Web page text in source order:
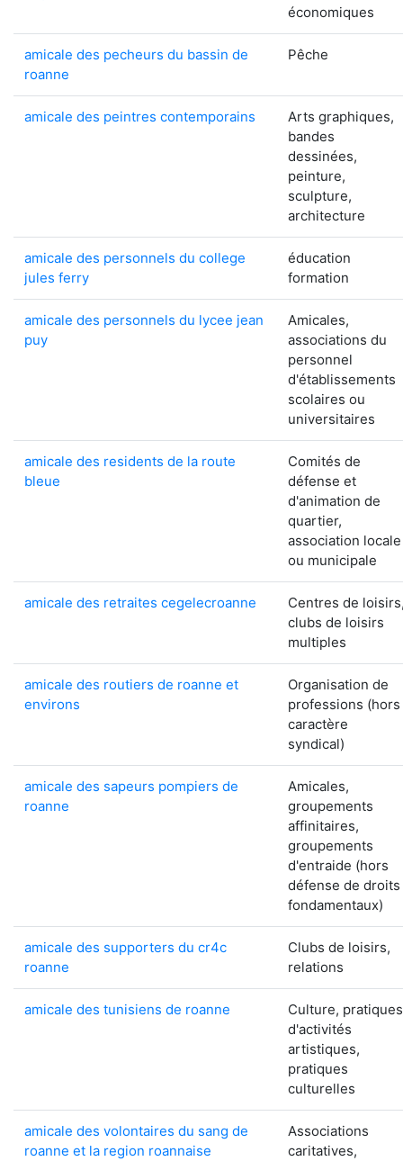
économiques
amicale des pecheurs du bassin de
roanne
Pêche
amicale des peintres contemporains
Arts graphiques,
bandes
dessinées,
peinture,
sculpture,
architecture
amicale des personnels du college
jules ferry
éducation
formation
amicale des personnels du lycee jean
puy
Amicales,
associations du
personnel
d'établissements
scolaires ou
universitaires
amicale des residents de la route
bleue
Comités de
défense et
d'animation de
quartier,
association locale
ou municipale
amicale des retraites cegelecroanne
Centres de
clubs de loisirs
multiples
amicale des routiers de roanne et
environs
Organisation de
professions (hors
caractère
syndical)
amicale des sapeurs pompiers de
roanne
Amicales,
groupements
affinitaires,
groupements
d'entraide (hors
défense de droits
fondamentaux)
amicale des supporters du cr4c
roanne
Clubs de loisirs,
relations
amicale des tunisiens de roanne
Culture, pratiques
d'activités
artistiques,
pratiques
culturelles
amicale des volontaires du sang de
roanne et la region roannaise
Associations
caritatives,